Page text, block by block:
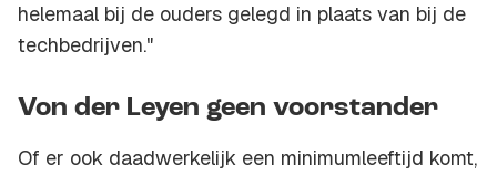
helemaal bij de ouders gelegd in plaats van bij de
techbedrijven."
Von der Leyen geen voorstander
Of er ook daadwerkelijk een minimumleeftijd komt,